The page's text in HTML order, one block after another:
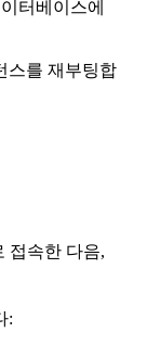
터베이스에
스를 재부팅합
접속한 다음,
: